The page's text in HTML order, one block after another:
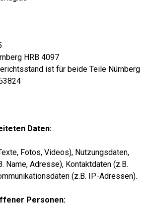
HRB 4097
ist für beide Teile Nürnberg
Daten:
Fotos, Videos), Nutzungsdaten,
Name, Adresse), Kontaktdaten (z.B.
(z.B. IP-Adressen).
Personen: